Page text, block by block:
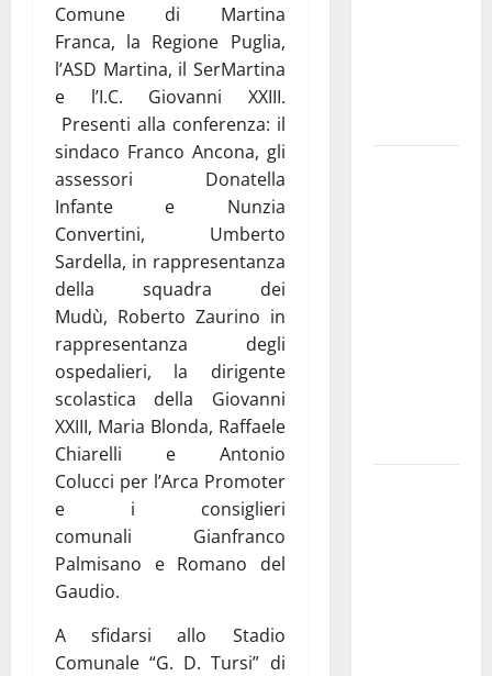
Comune di Martina
Franca, la Regione Puglia,
l’ASD Martina, il SerMartina
e l’I.C. Giovanni XXIII.
Presenti alla conferenza: il
sindaco Franco Ancona, gli
assessori Donatella
Infante e Nunzia
Convertini, Umberto
Sardella, in rappresentanza
della squadra dei
Mudù, Roberto Zaurino in
rappresentanza degli
ospedalieri, la dirigente
scolastica della Giovanni
XXIII, Maria Blonda, Raffaele
Chiarelli e Antonio
Colucci per l’Arca Promoter
e i consiglieri
comunali Gianfranco
Palmisano e Romano del
Gaudio.
A sfidarsi allo Stadio
Comunale “G. D. Tursi” di